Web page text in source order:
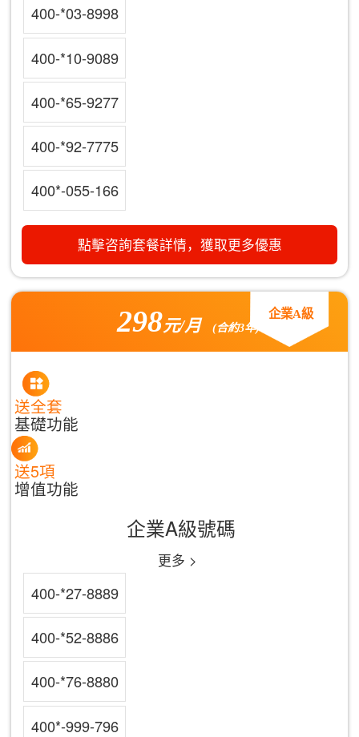
400-*03-8998
400-*10-9089
400-*65-9277
400-*92-7775
400*-055-166
點擊咨詢套餐詳情，獲取更多優惠
298元/月 (合約3年)
企業A級
送全套
基礎功能
送5項
增值功能
企業A級號碼
更多 >
400-*27-8889
400-*52-8886
400-*76-8880
400*-999-796